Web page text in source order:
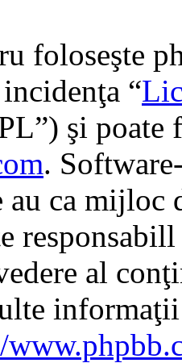
foloseşte
“
şi poate
.
au ca mijloc
al